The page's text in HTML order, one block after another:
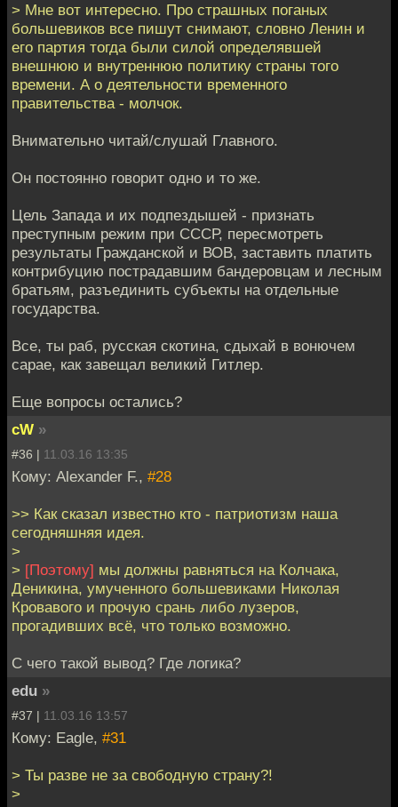
> Мне вот интересно. Про страшных поганых
большевиков все пишут снимают, словно Ленин и
его партия тогда были силой определявшей
внешнюю и внутреннюю политику страны того
времени. А о деятельности временного
правительства - молчок.
Внимательно читай/слушай Главного.
Он постоянно говорит одно и то же.
Цель Запада и их подпездышей - признать
преступным режим при СССР, пересмотреть
результаты Гражданской и ВОВ, заставить платить
контрибуцию пострадавшим бандеровцам и лесным
братьям, разъединить субъекты на отдельные
государства.
Все, ты раб, русская скотина, сдыхай в вонючем
сарае, как завещал великий Гитлер.
Еще вопросы остались?
cW »
#36 | 11.03.16 13:35
Кому: Alexander F., #28
>> Как сказал известно кто - патриотизм наша
сегодняшняя идея.
>
> [Поэтому] мы должны равняться на Колчака,
Деникина, умученного большевиками Николая
Кровавого и прочую срань либо лузеров,
прогадивших всё, что только возможно.
С чего такой вывод? Где логика?
edu »
#37 | 11.03.16 13:57
Кому: Eagle, #31
> Ты разве не за свободную страну?!
>